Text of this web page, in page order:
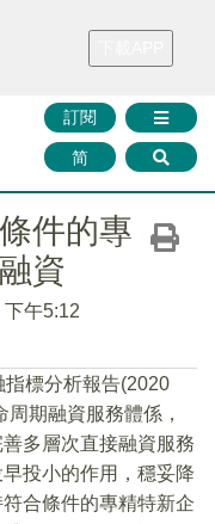
財華證券 媒體矩陣
訂閱
简
件的專
資
午5:12
標分析報告(2020
期融資服務體係，
多層次直接融資服務
投小的作用，穩妥降
合條件的專精特新企